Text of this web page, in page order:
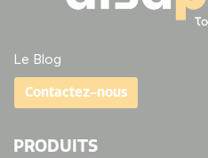
Le Blog
Contactez-nous
PRODUITS